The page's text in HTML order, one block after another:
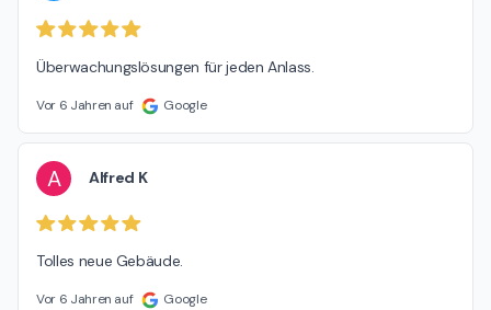
Überwachungslösungen für jeden Anlass.
Vor 6 Jahren auf Google
A Alfred K
Tolles neue Gebäude.
Vor 6 Jahren auf Google